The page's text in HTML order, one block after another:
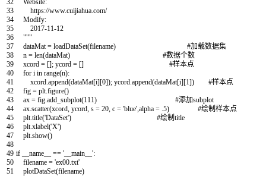
32
33
34
35
36
37
38
39
40
41
42
43
44
45
46
47
48
49
50
51
Website:
https://www.cuijiahua.com/
Modify:
2017-11-12
"""
dataMat = loadDataSet(filename)
#加载数据集
n = len(dataMat)
#数据个数
xcord = []; ycord = []
#样本点
for i in range(n):
xcord.append(dataMat[i][0]); ycord.append(dataMat[i][1])
#样本点
fig = plt.figure()
ax = fig.add_subplot(111)
#添加subplot
ax.scatter(xcord, ycord, s = 20, c = 'blue',alpha = .5)
#绘制样本点
plt.title('DataSet')
#绘制title
plt.xlabel('X')
plt.show()
if __name__ == '__main__':
filename = 'ex00.txt'
plotDataSet(filename)